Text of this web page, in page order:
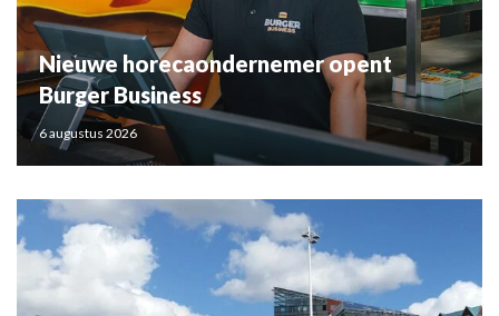
Nieuwe horecaondernemer opent
Burger Business
6 augustus 2026